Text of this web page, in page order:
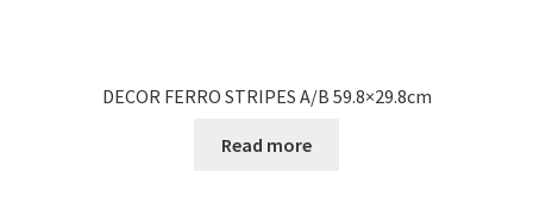
DECOR FERRO STRIPES A/B 59.8×29.8cm
Read more